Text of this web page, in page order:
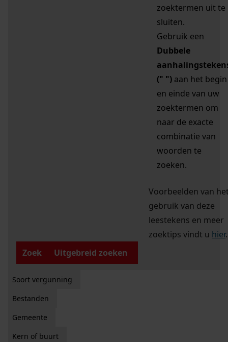
zoektermen uit te
sluiten.
Gebruik een
Dubbele
(" ") aan het begin
en einde van uw
zoektermen om
naar de exacte
combinatie van
woorden te
zoeken.
Voorbeelden van
gebruik van deze
leestekens en meer
zoektips vindt u hier.
Zoek
Uitgebreid zoeken
Soort vergunning
Bestanden
Gemeente
Kern of buurt